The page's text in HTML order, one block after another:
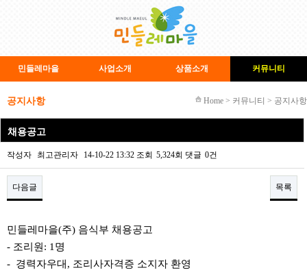
민들레마을 사업소개 상품소개 커뮤니티
공지사항 Home > 커뮤니티 > 공지사항
채용공고
작성자 최고관리자 14-10-22 13:32 조회 5,324회 댓글 0건
다음글 목록
민들레마을(주) 음식부 채용공고
- 조리원: 1명
- 경력자우대, 조리사자격증 소지자 환영